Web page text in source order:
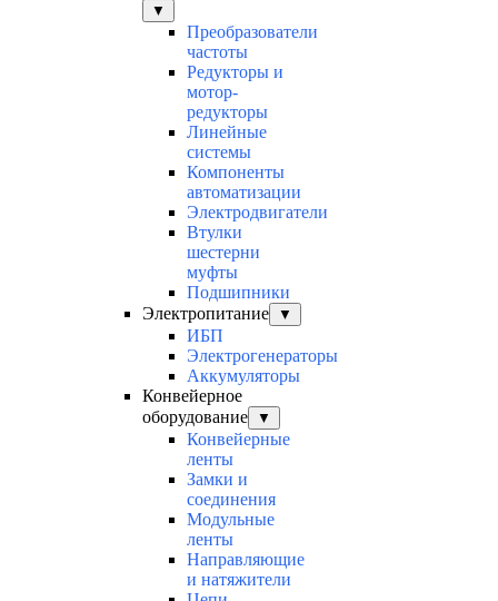
▼
Преобразователи
частоты
Редукторы и
мотор-
редукторы
Линейные
системы
Компоненты
автоматизации
Электродвигатели
Втулки
шестерни
муфты
Подшипники
Электропитание
▼
ИБП
Электрогенераторы
Аккумуляторы
Конвейерное
оборудование
▼
Конвейерные
ленты
Замки и
соединения
Модульные
ленты
Направляющие
и натяжители